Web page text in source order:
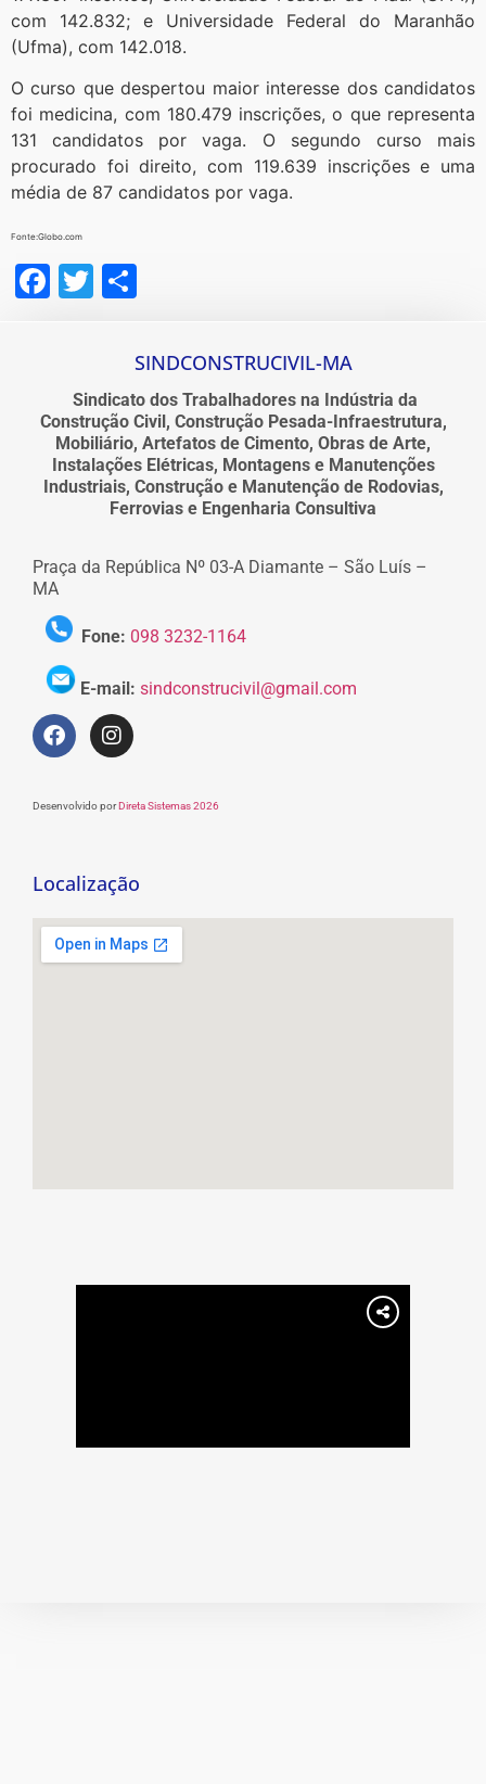
com 142.832; e Universidade Federal do Maranhão
(Ufma), com 142.018.
O curso que despertou maior interesse dos candidatos
foi medicina, com 180.479 inscrições, o que representa
131 candidatos por vaga. O segundo curso mais
procurado foi direito, com 119.639 inscrições e uma
média de 87 candidatos por vaga.
Fonte:Globo.com
Facebook
Twitter
SINDCONSTRUCIVIL-MA
Sindicato dos Trabalhadores na Indústria da
Construção Civil, Construção Pesada-Infraestrutura,
Mobiliário, Artefatos de Cimento, Obras de Arte,
Instalações Elétricas, Montagens e Manutenções
Industriais, Construção e Manutenção de Rodovias,
Ferrovias e Engenharia Consultiva
Praça da República Nº 03-A Diamante – São Luís –
MA
Fone: 098 3232-1164
E-mail: sindconstrucivil@gmail.com
Desenvolvido porDireta Sistemas 2026
Localização